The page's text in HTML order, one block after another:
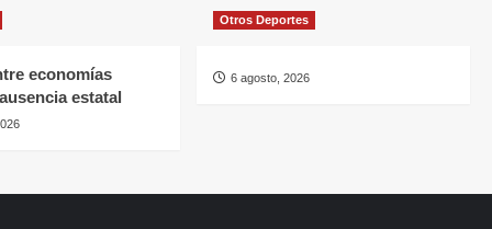
economías
estatal
Otros Deportes
6 agosto, 2026